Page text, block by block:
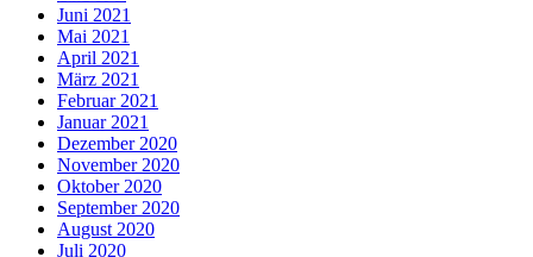
Juni 2021
Mai 2021
April 2021
März 2021
Februar 2021
Januar 2021
Dezember 2020
November 2020
Oktober 2020
September 2020
August 2020
Juli 2020